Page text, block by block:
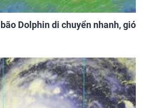
Dolphin di chuyển nhanh, gió